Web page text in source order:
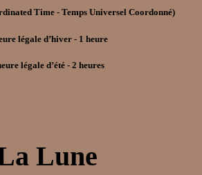
Time - Temps Universel Coordonné)
légale d’hiver - 1 heure
légale d’été - 2 heures
Lune